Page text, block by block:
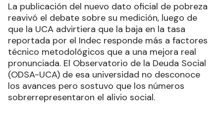
La publicación del nuevo dato oficial de pobreza
reavivó el debate sobre su medición, luego de
que la UCA advirtiera que la baja en la tasa
reportada por el Indec responde más a factores
técnico metodológicos que a una mejora real
pronunciada. El Observatorio de la Deuda Social
(ODSA-UCA) de esa universidad no desconoce
los avances pero sostuvo que los números
sobrerrepresentaron el alivio social.